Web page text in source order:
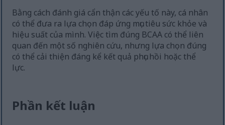
Bằng cách đánh giá cẩn thận các yếu tố này, cá nhân
có thể đưa ra lựa chọn đáp ứng mục tiêu sức khỏe và
hiệu suất của mình. Việc tìm đúng BCAA có thể liên
quan đến một số nghiên cứu, nhưng lựa chọn đúng
có thể cải thiện đáng kể kết quả phục hồi hoặc thể
lực.
Phần kết luận